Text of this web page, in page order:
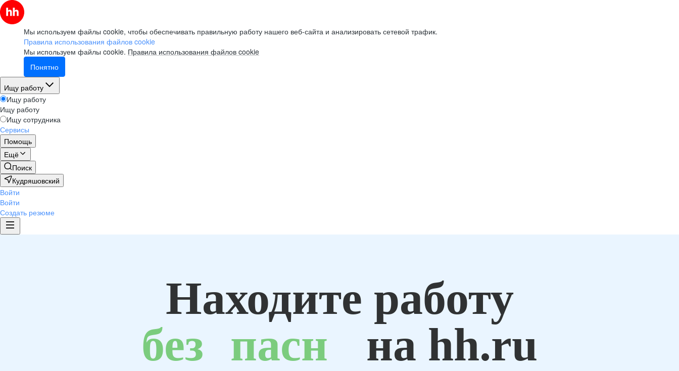
Мы используем файлы cookie, чтобы обеспечивать правильную работу нашего веб-сайта и анализировать сетевой трафик.
Правила использования файлов cookie
Мы используем файлы cookie. Правила использования файлов cookie
Понятно
Ищу работу
Ищу работу
Ищу работу
Ищу сотрудника
Сервисы
Помощь
Ещё
Поиск
Кудряшовский
Войти
Войти
Создать резюме
Находите работу
без пасн на hh.ru